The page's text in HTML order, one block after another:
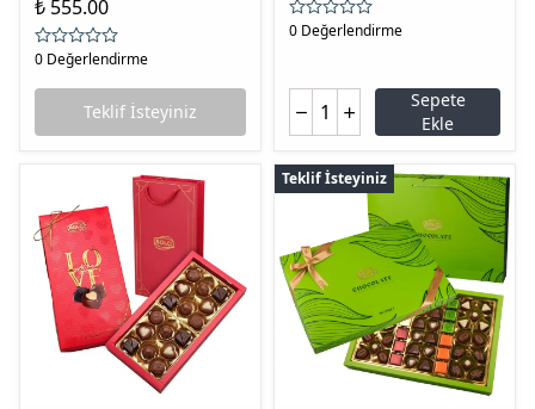
₺ 555.00
0 Değerlendirme
Teklif İsteyiniz
0 Değerlendirme
Sepete
Ekle
Teklif İsteyiniz